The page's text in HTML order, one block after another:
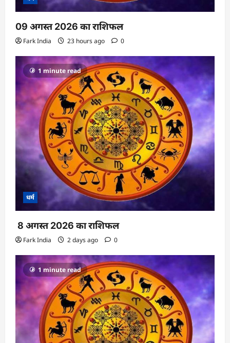
09 अगस्त 2026 का राशिफल
Fark India 23 hours ago 0
1 minute read
धर्म
8 अगस्त 2026 का राशिफल
Fark India 2 days ago 0
1 minute read